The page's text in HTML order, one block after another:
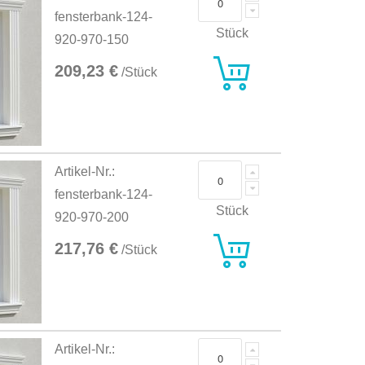
fensterbank-124-
920-970-150
209,23 € /Stück
Stück
Artikel-Nr.:
fensterbank-124-
920-970-200
217,76 € /Stück
Stück
Artikel-Nr.: